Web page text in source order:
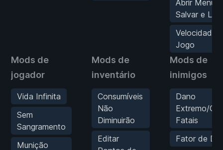
Abrir Menu
Salvar e Loja
Velocidade
Jogo
Mods de
jogador
Vida Infinita
Sem
Sangramento
Munição
Mods de
inventário
Consumíveis
Não
Diminuirão
Editar
Mods de
inimigos
Dano
Extremo/
Fatais
Fator de